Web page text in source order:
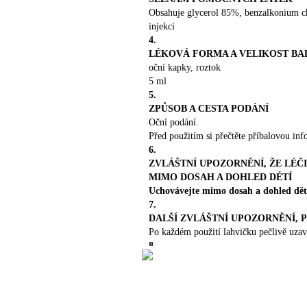
perorálních formách. Při
léčba je symptomatická.
5.
Farmakodynamické vlastnosti
antialergikum. ATC kód:
benzocykloheptathiofenový
Předpokládá se, že působí
senzibilizovaných žírných
mechanismy. Ketotifen je silně
H1-antagonizujícími účinky.
5.2 Farmakokinetické
téměř kompletně absorbuje a
pass efektu v játrech asi 50%.
hodiny, vazba na proteiny v
poločas kratší fáze je 3-5 hodin,
1% podané látky vyloučí močí v
Hlavní metabolit je prakticky
topickém podání do
opakovaném podání 14C-
Obsahuje glycerol 85%, benzalkonium
injekci
4.
LÉKOVÁ FORMA A VELIKOST
oční kapky, roztok
5 ml
5.
ZPŮSOB A CESTA PODÁNÍ
Oční podání.
Před použitím si přečtěte příbalovou
6.
ZVLÁŠTNÍ UPOZORNĚNÍ, ŽE
MIMO DOSAH A DOHLED DÉTÍ
Uchovávejte mimo dosah a dohled
7.
DALŠÍ ZVLÁŠTNÍ UPOZORNĚNÍ,
Po každém použití lahvičku pečlivě
8.
POUŽITELNOST